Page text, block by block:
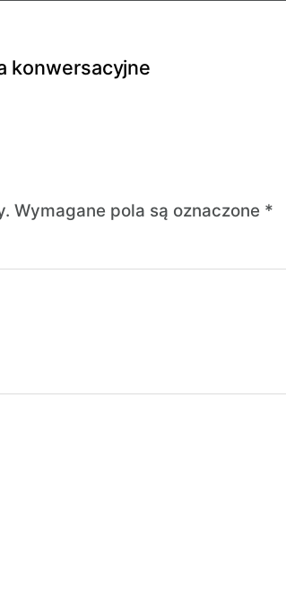
konwersacyjne
Wymagane pola są oznaczone *